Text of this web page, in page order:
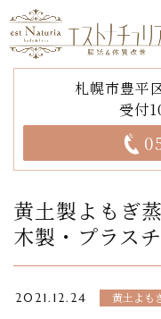
札幌市豊平
受付
黄土製よもぎ
木製・プラス
2021.12.24 黄土よも